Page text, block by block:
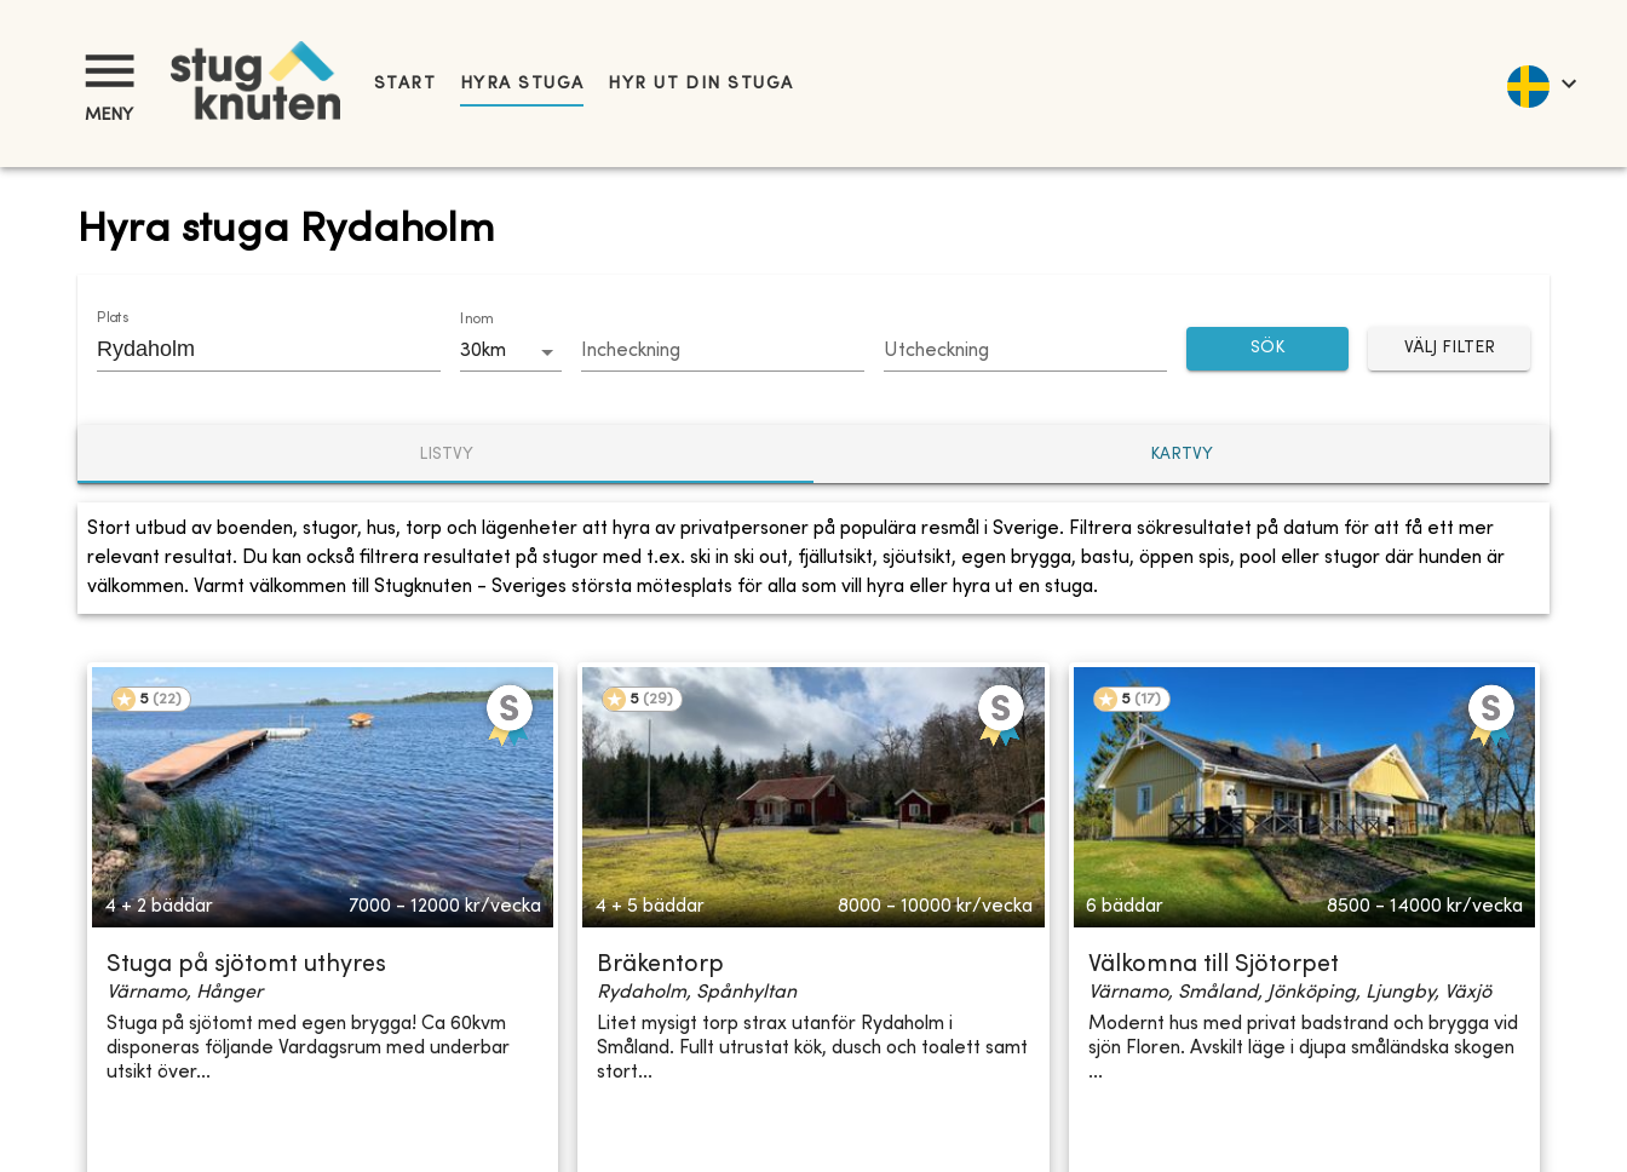
MENY
START HYRA STUGA HYR UT DIN STUGA
Hyra stuga Rydaholm
Plats Inom
30km Incheckning Utcheckning SÖK VÄLJ FILTER
LISTVY KARTVY
Stort utbud av boenden, stugor, hus, torp och lägenheter att hyra av privatpersoner på populära resmål i Sverige. Filtrera sökresultatet på datum för att få ett mer
relevant resultat. Du kan också filtrera resultatet på stugor med t.ex. ski in ski out, fjällutsikt, sjöutsikt, egen brygga, bastu, öppen spis, pool eller stugor där hunden är
välkommen. Varmt välkommen till Stugknuten - Sveriges största mötesplats för alla som vill hyra eller hyra ut en stuga.
5 (22)
4 + 2 bäddar 7000 - 12000 kr/vecka
Stuga på sjötomt uthyres
Värnamo, Hånger
Stuga på sjötomt med egen brygga! Ca 60kvm
disponeras följande Vardagsrum med underbar
utsikt över...
5 (29)
4 + 5 bäddar 8000 - 10000 kr/vecka
Bräkentorp
Rydaholm, Spånhyltan
Litet mysigt torp strax utanför Rydaholm i
Småland. Fullt utrustat kök, dusch och toalett samt
stort...
5 (17)
6 bäddar 8500 - 14000 kr/vecka
Välkomna till Sjötorpet
Värnamo, Småland, Jönköping, Ljungby, Växjö
Modernt hus med privat badstrand och brygga vid
sjön Floren. Avskilt läge i djupa småländska skogen
...